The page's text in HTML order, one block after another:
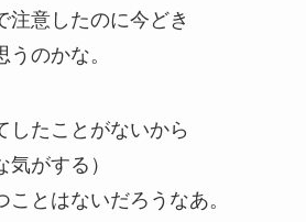
注意したのに今どき
のかな。
たことがないから
がする）
とはないだろうなあ。